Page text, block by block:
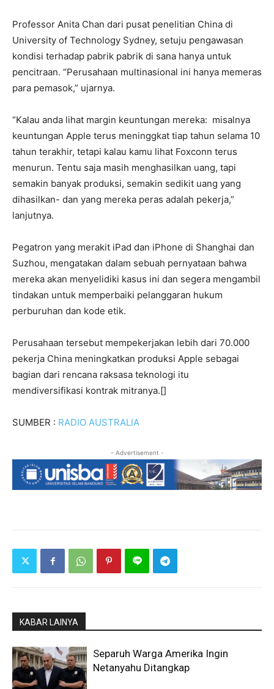
Professor Anita Chan dari pusat penelitian China di
University of Technology Sydney, setuju pengawasan
kondisi terhadap pabrik pabrik di sana hanya untuk
pencitraan. “Perusahaan multinasional ini hanya memeras
para pemasok,” ujarnya.
“Kalau anda lihat margin keuntungan mereka: misalnya
keuntungan Apple terus meninggkat tiap tahun selama 10
tahun terakhir, tetapi kalau kamu lihat Foxconn terus
menurun. Tentu saja masih menghasilkan uang, tapi
semakin banyak produksi, semakin sedikit uang yang
dihasilkan- dan yang mereka peras adalah pekerja,”
lanjutnya.
Pegatron yang merakit iPad dan iPhone di Shanghai dan
Suzhou, mengatakan dalam sebuah pernyataan bahwa
mereka akan menyelidiki kasus ini dan segera mengambil
tindakan untuk memperbaiki pelanggaran hukum
perburuhan dan kode etik.
Perusahaan tersebut mempekerjakan lebih dari 70.000
pekerja China meningkatkan produksi Apple sebagai
bagian dari rencana raksasa teknologi itu
mendiversifikasi kontrak mitranya.[]
SUMBER : RADIO AUSTRALIA
- Advertisement -
KABAR LAINYA
Separuh Warga Amerika Ingin
Netanyahu Ditangkap